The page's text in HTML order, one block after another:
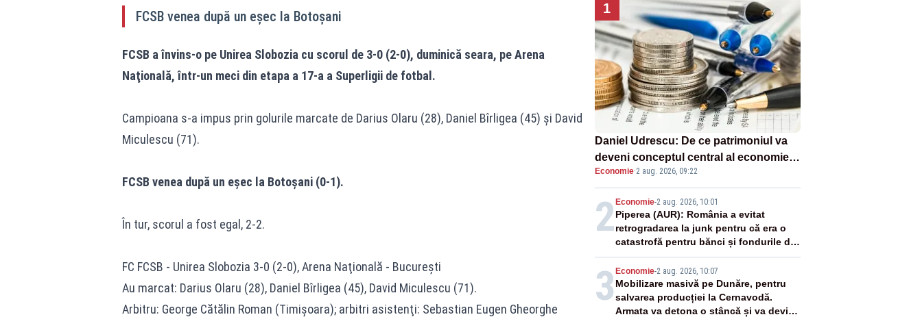
FCSB venea după un eşec la Botoşani
FCSB a învins-o pe Unirea Slobozia cu scorul de 3-0 (2-0), duminică seara, pe Arena
Naţională, într-un meci din etapa a 17-a a Superligii de fotbal.
Campioana s-a impus prin golurile marcate de Darius Olaru (28), Daniel Bîrligea (45) şi David
Miculescu (71).
FCSB venea după un eşec la Botoşani (0-1).
În tur, scorul a fost egal, 2-2.
FC FCSB - Unirea Slobozia 3-0 (2-0), Arena Naţională - Bucureşti
Au marcat: Darius Olaru (28), Daniel Bîrligea (45), David Miculescu (71).
Arbitru: George Cătălin Roman (Timişoara); arbitri asistenţi: Sebastian Eugen Gheorghe
1
Daniel Udrescu: De ce patrimoniul va
deveni conceptul central al economiei
viitoare?
Economie·2 aug. 2026, 09:22
2 Economie-2 aug. 2026, 10:01
Piperea (AUR): România a evitat
retrogradarea la junk pentru că era o
catastrofă pentru bănci și fondurile de
pensii
3 Economie-2 aug. 2026, 10:07
Mobilizare masivă pe Dunăre, pentru
salvarea producției la Cernavodă.
Armata va detona o stâncă și va devia